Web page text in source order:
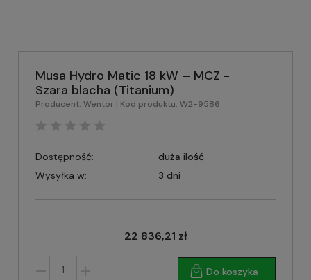
Musa Hydro Matic 18 kW – MCZ -
Szara blacha (Titanium)
Producent: Wentor | Kod produktu: W2-9586
Dostępność:
duża ilość
Wysyłka w:
3 dni
22 836,21 zł
Do koszyka